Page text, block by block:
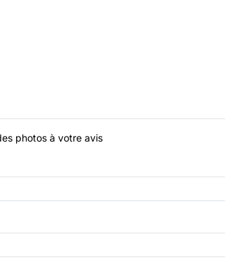
photos à votre avis